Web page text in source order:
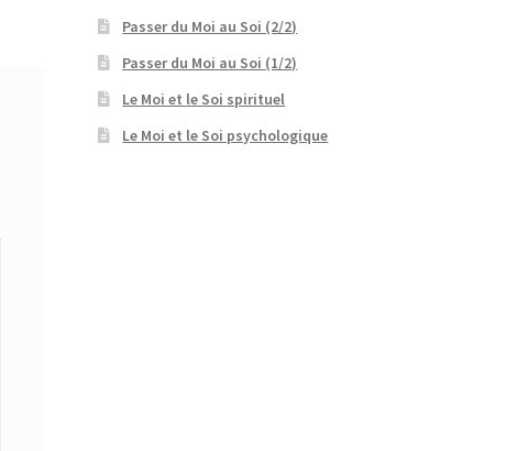
Passer du Moi au Soi (2/2)
Passer du Moi au Soi (1/2)
Le Moi et le Soi spirituel
Le Moi et le Soi psychologique